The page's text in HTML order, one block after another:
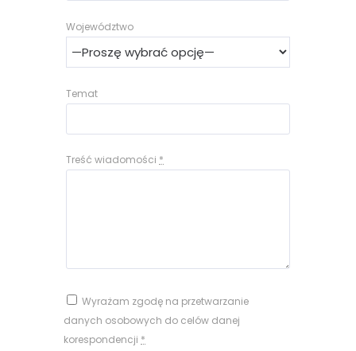
Województwo
Temat
Treść wiadomości *
Wyrażam zgodę na przetwarzanie
danych osobowych do celów danej
korespondencji *